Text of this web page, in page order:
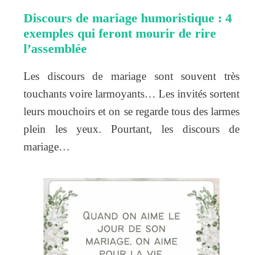
Discours de mariage humoristique : 4
exemples qui feront mourir de rire
l’assemblée
Les discours de mariage sont souvent très
touchants voire larmoyants… Les invités sortent
leurs mouchoirs et on se regarde tous des larmes
plein les yeux. Pourtant, les discours de
mariage…